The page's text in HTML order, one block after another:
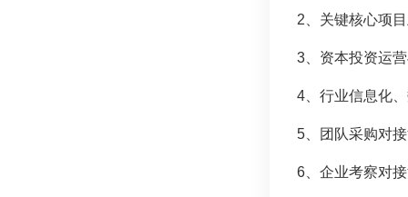
2、关键核心项
3、资本投资运
4、行业信息化
5、团队采购对
6、企业考察对